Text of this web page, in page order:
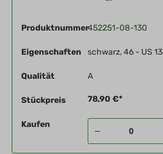
Produktnummer452251-08-130
Eigenschaften schwarz, 46 - US 13
Qualität A
Stückpreis 78,90 €*
Kaufen